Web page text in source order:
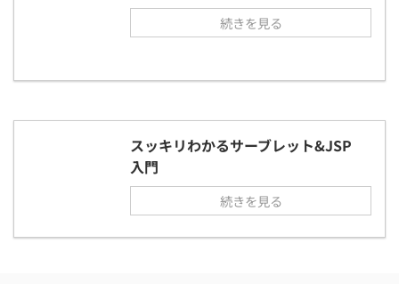
続きを見る
スッキリわかるサーブレット&JSP
入門
続きを見る